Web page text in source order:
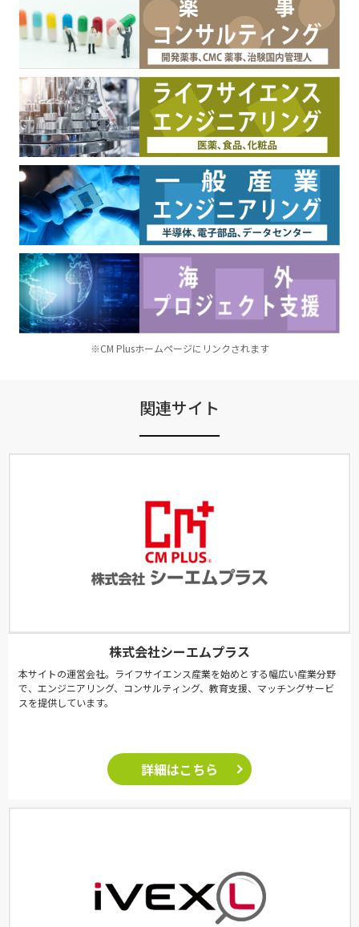
※CM Plusホームページにリンクされます
関連サイト
株式会社シーエムプラス
本サイトの運営会社。ライフサイエンス産業を始めとする幅広い産業分野
で、エンジニアリング、コンサルティング、教育支援、マッチングサービ
スを提供しています。
詳細はこちら